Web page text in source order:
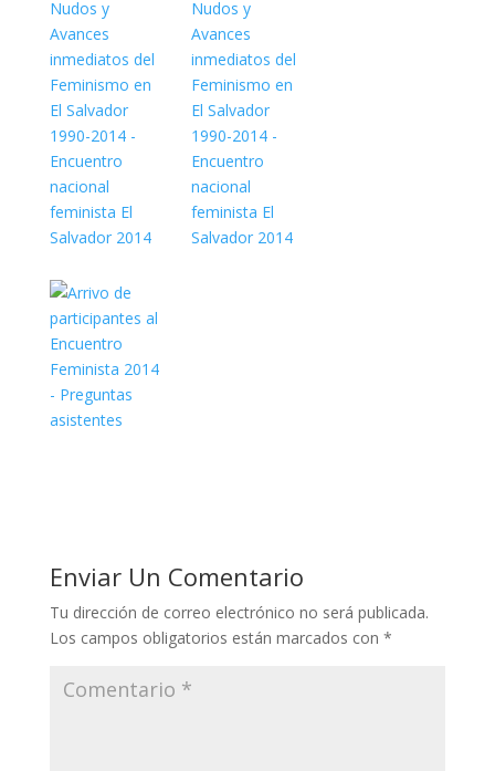
Enviar Un Comentario
Tu dirección de correo electrónico no será publicada.
Los campos obligatorios están marcados con *